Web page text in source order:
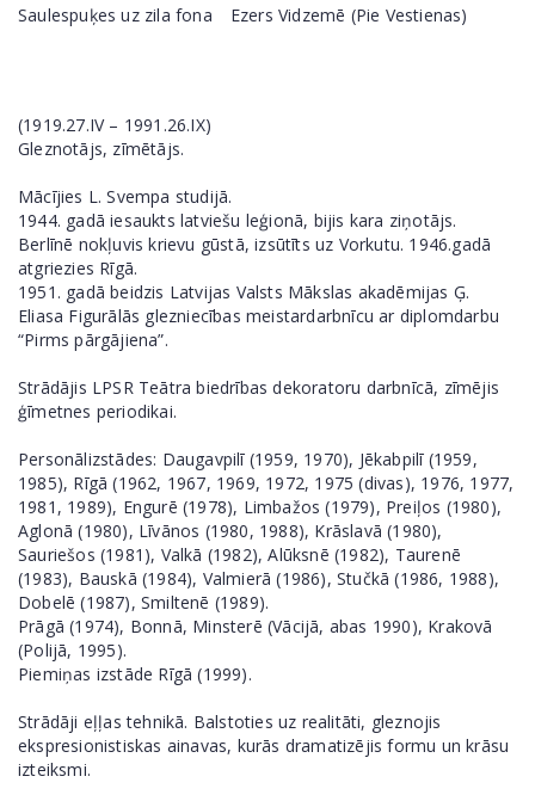
Saulespuķes uz zila fona Ezers Vidzemē (Pie Vestienаs)
(1919.27.IV – 1991.26.IX)
Gleznotājs, zīmētājs.
Mācījies L. Svempa studijā.
1944. gadā iesaukts latviešu leģionā, bijis kara ziņotājs.
Berlīnē nokļuvis krievu gūstā, izsūtīts uz Vorkutu. 1946.gadā
atgriezies Rīgā.
1951. gadā beidzis Latvijas Valsts Mākslas akadēmijas Ģ.
Eliasa Figurālās glezniecības meistardarbnīcu ar diplomdarbu
“Pirms pārgājiena”.
Strādājis LPSR Teātra biedrības dekoratoru darbnīcā, zīmējis
ģīmetnes periodikai.
Personālizstādes: Daugavpilī (1959, 1970), Jēkabpilī (1959,
1985), Rīgā (1962, 1967, 1969, 1972, 1975 (divas), 1976, 1977,
1981, 1989), Engurē (1978), Limbažos (1979), Preiļos (1980),
Aglonā (1980), Līvānos (1980, 1988), Krāslavā (1980),
Sauriešos (1981), Valkā (1982), Alūksnē (1982), Taurenē
(1983), Bauskā (1984), Valmierā (1986), Stučkā (1986, 1988),
Dobelē (1987), Smiltenē (1989).
Prāgā (1974), Bonnā, Minsterē (Vācijā, abas 1990), Krakovā
(Polijā, 1995).
Piemiņas izstāde Rīgā (1999).
Strādāji eļļas tehnikā. Balstoties uz realitāti, gleznojis
ekspresionistiskas ainavas, kurās dramatizējis formu un krāsu
izteiksmi.